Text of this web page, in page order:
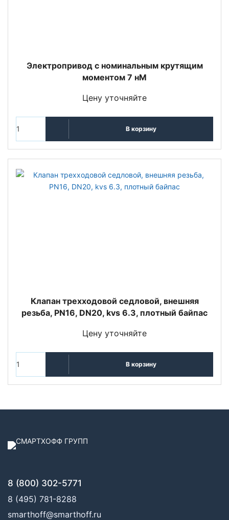
Электропривод с номинальным крутящим
моментом 7 нМ
Цену уточняйте
В корзину
Клапан трехходовой седловой, внешняя
резьба, PN16, DN20, kvs 6.3, плотный байпас
Цену уточняйте
В корзину
8 (800) 302-5771
8 (495) 781-8288
smarthoff@smarthoff.ru